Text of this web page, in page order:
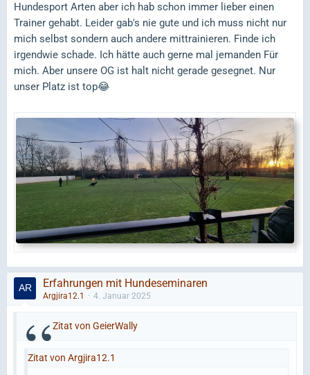
Hundesport Arten aber ich hab schon immer lieber einen
Trainer gehabt. Leider gab's nie gute und ich muss nicht nur
mich selbst sondern auch andere mittrainieren. Finde ich
irgendwie schade. Ich hätte auch gerne mal jemanden Für
mich. Aber unsere OG ist halt nicht gerade gesegnet. Nur
unser Platz ist top😂
Erfahrungen mit Hundeseminaren
Argjira12.1 4. Januar 2025
Zitat von GeierWally
Zitat von Argjira12.1